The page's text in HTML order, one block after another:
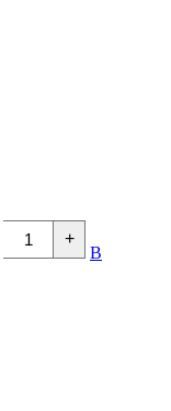
+
В